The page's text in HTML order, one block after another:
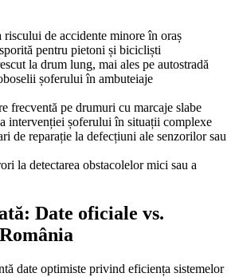
riscului de accidente minore în oraș
pentru pietoni și bicicliști
la drum lung, mai ales pe autostradă
șoferului în ambuteiaje
frecventă pe drumuri cu marcaje slabe
intervenției șoferului în situații complexe
de reparație la defecțiuni ale senzorilor sau
la detectarea obstacolelor mici sau a
Date oficiale vs.
date optimiste privind eficiența sistemelor